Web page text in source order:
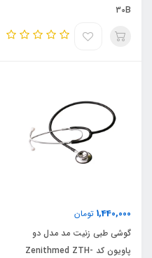
30B
1,440,000 تومان
گوشی طبی زنیت مد مدل دو
پاویون کد Zenithmed ZTH-